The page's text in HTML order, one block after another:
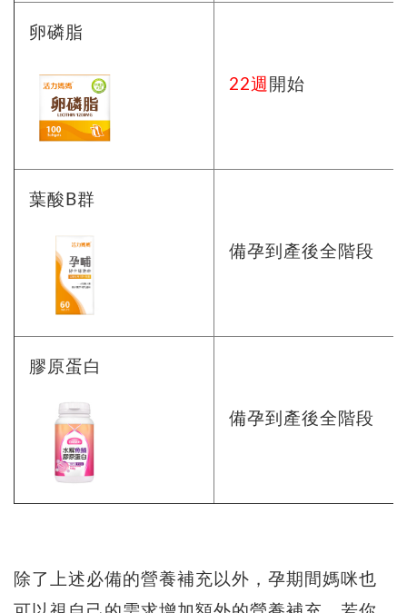
卵磷脂
22週 開始
葉酸B群
備孕到產後全階段
膠原蛋白
備孕到產後全階段
除了上述必備的營養補充以外，孕期間媽咪也